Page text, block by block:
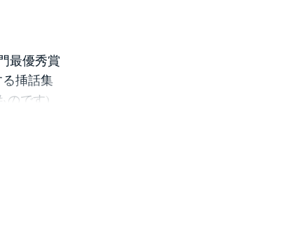
最優秀賞
挿話集
のです)